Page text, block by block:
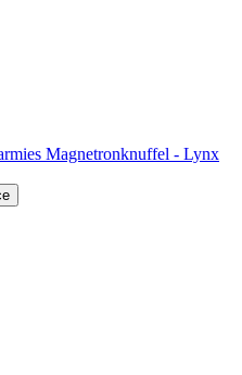
Magnetronknuffel - Lynx